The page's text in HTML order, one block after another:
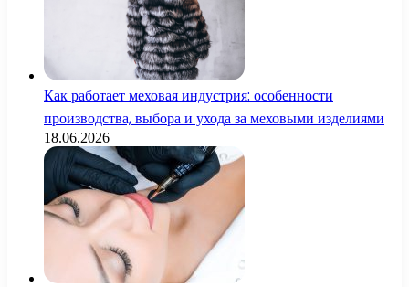
Как работает меховая индустрия: особенности
производства, выбора и ухода за меховыми изделиями
18.06.2026